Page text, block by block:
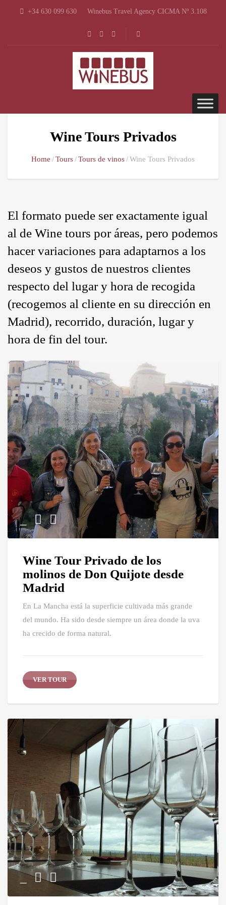
+34 630 099 630 Winebus Travel Agency CICMA Nº 3.108
Wine Tours Privados
Home Tours Tours de vinos Wine Tours Privados
El formato puede ser exactamente igual
al de Wine tours por áreas, pero podemos
hacer variaciones para adaptarnos a los
deseos y gustos de nuestros clientes
respecto del lugar y hora de recogida
(recogemos al cliente en su dirección en
Madrid), recorrido, duración, lugar y
hora de fin del tour.
Wine Tour Privado de los
molinos de Don Quijote desde
Madrid
En La Mancha está la superficie cultivada más grande
del mundo. Ha sido desde siempre un área donde la uva
ha crecido de forma natural.
VER TOUR